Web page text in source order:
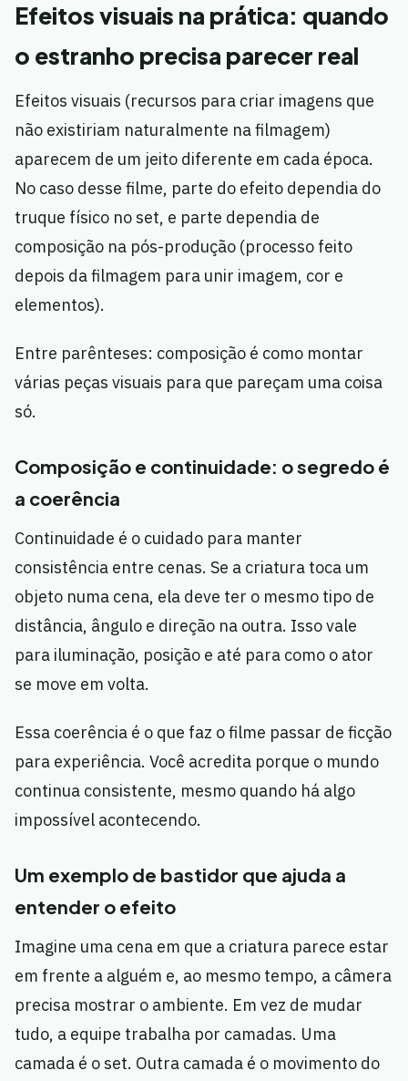
Efeitos visuais na prática: quando
o estranho precisa parecer real
Efeitos visuais (recursos para criar imagens que
não existiriam naturalmente na filmagem)
aparecem de um jeito diferente em cada época.
No caso desse filme, parte do efeito dependia do
truque físico no set, e parte dependia de
composição na pós-produção (processo feito
depois da filmagem para unir imagem, cor e
elementos).
Entre parênteses: composição é como montar
várias peças visuais para que pareçam uma coisa
só.
Composição e continuidade: o segredo é
a coerência
Continuidade é o cuidado para manter
consistência entre cenas. Se a criatura toca um
objeto numa cena, ela deve ter o mesmo tipo de
distância, ângulo e direção na outra. Isso vale
para iluminação, posição e até para como o ator
se move em volta.
Essa coerência é o que faz o filme passar de ficção
para experiência. Você acredita porque o mundo
continua consistente, mesmo quando há algo
impossível acontecendo.
Um exemplo de bastidor que ajuda a
entender o efeito
Imagine uma cena em que a criatura parece estar
em frente a alguém e, ao mesmo tempo, a câmera
precisa mostrar o ambiente. Em vez de mudar
tudo, a equipe trabalha por camadas. Uma
camada é o set. Outra camada é o movimento do